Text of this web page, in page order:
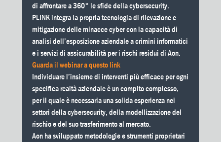
di affrontare a 360° le sfide della cybersecurity.
PLINK integra la propria tecnologia di rilevazione e
mitigazione delle minacce cyber con la capacità di
analisi dell’esposizione aziendale a crimini informatici
e i servizi di assicurabilità per i rischi residui di Aon.
Guarda il webinar a questo link
Individuare l’insieme di interventi più efficace per ogni
specifica realtà aziendale è un compito complesso,
per il quale è necessaria una solida esperienza nei
settori della cybersecurity, della modellizzazione del
rischio e del suo trasferimento al mercato.
Aon ha sviluppato metodologie e strumenti proprietari